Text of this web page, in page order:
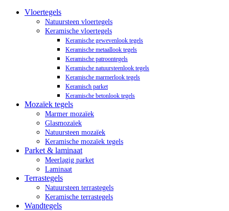
Vloertegels
Natuursteen vloertegels
Keramische vloertegels
Keramische gewevenlook tegels
Keramische metaallook tegels
Keramische patroontegels
Keramische natuursteenlook tegels
Keramische marmerlook tegels
Keramisch parket
Keramische betonlook tegels
Mozaïek tegels
Marmer mozaïek
Glasmozaïek
Natuursteen mozaïek
Keramische mozaïek tegels
Parket & laminaat
Meerlagig parket
Laminaat
Terrastegels
Natuursteen terrastegels
Keramische terrastegels
Wandtegels